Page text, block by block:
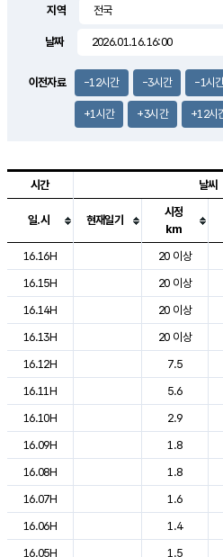
1.5m/s
지역
날짜
이전자료 -12시간 -3시간 -1시
+1시간 +3시간 +12시
도시별 기상실황표로 지점, 날씨, 기온
시간 날씨
일.시 현재일기
시정
km
16.16H
20 이상
16.15H
20 이상
16.14H
20 이상
16.13H
20 이상
16.12H
7.5
16.11H
5.6
16.10H
2.9
16.09H
1.8
16.08H
1.8
16.07H
1.6
16.06H
1.4
16.05H
1.5